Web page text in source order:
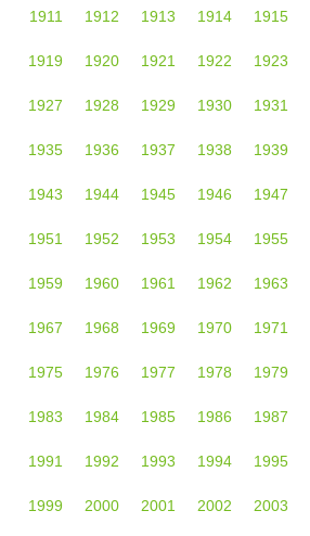
1911 1912 1913 1914 1915
1919 1920 1921 1922 1923
1927 1928 1929 1930 1931
1935 1936 1937 1938 1939
1943 1944 1945 1946 1947
1951 1952 1953 1954 1955
1959 1960 1961 1962 1963
1967 1968 1969 1970 1971
1975 1976 1977 1978 1979
1983 1984 1985 1986 1987
1991 1992 1993 1994 1995
1999 2000 2001 2002 2003